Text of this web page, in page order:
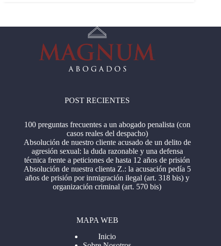
POST RECIENTES
100 preguntas frecuentes a un abogado penalista (con
casos reales del despacho)
Absolución de nuestro cliente acusado de un delito de
agresión sexual: la duda razonable y una defensa
técnica frente a peticiones de hasta 12 años de prisión
Absolución de nuestra clienta Z.: la acusación pedía 5
años de prisión por inmigración ilegal (art. 318 bis) y
organización criminal (art. 570 bis)
MAPA WEB
Inicio